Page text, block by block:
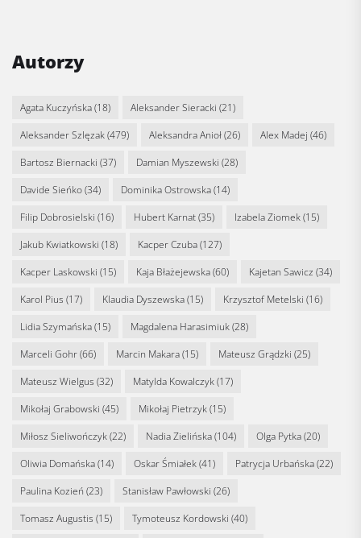
Autorzy
Agata Kuczyńska(18) Aleksander Sieracki (21)
Aleksander Szlęzak(479) Aleksandra Anioł(26) Alex Madej (46)
Bartosz Biernacki (37) Damian Myszewski (28)
Davide Sieńko(34) Dominika Ostrowska(14)
Filip Dobrosielski (16) Hubert Karnat(35) Izabela Ziomek(15)
Jakub Kwiatkowski (18) Kacper Czuba(127)
Kacper Laskowski (15) Kaja Błażejewska(60) Kajetan Sawicz (34)
Karol Pius (17) Klaudia Dyszewska(15) Krzysztof Metelski (16)
Lidia Szymańska(15) Magdalena Harasimiuk(28)
Marceli Gohr(66) Marcin Makara(15) Mateusz Grądzki (25)
Mateusz Wielgus (32) Matylda Kowalczyk(17)
Mikołaj Grabowski (45) Mikołaj Pietrzyk(15)
Miłosz Sieliwończyk(22) Nadia Zielińska(104) Olga Pytka(20)
Oliwia Domańska(14) Oskar Śmiałek(41) Patrycja Urbańska(22)
Paulina Kozień (23) Stanisław Pawłowski (26)
Tomasz Augustis (15) Tymoteusz Kordowski (40)